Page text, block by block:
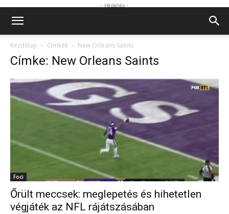
- Hirdetés -
Kezdőlap Címkék New Orleans Saints
Címke: New Orleans Saints
Foci
Őrült meccsek: meglepetés és hihetetlen
végjáték az NFL rájátszásában